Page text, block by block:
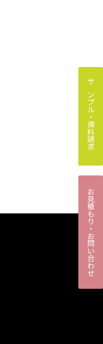
サンプル・資料請求
お見積もり・お問い合わせ